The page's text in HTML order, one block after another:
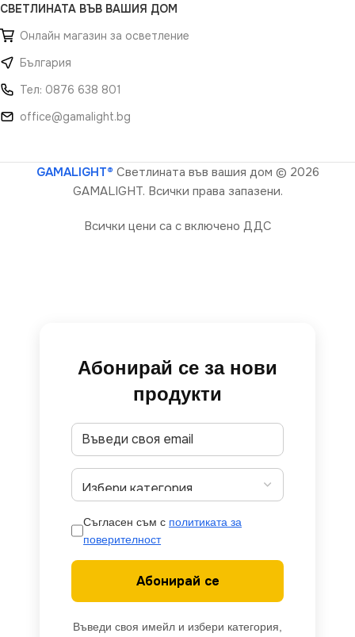
СВЕТЛИНАТА ВЪВ ВАШИЯ ДОМ
Онлайн магазин за осветление
България
Тел: 0876 638 801
office@gamalight.bg
GAMALIGHT® Светлината във вашия дом © 2026
GAMALIGHT. Всички права запазени.
Всички цени са с включено ДДС
Абонирай се за нови
продукти
Съгласен съм с политиката за
поверителност
Абонирай се
Въведи своя имейл и избери категория,